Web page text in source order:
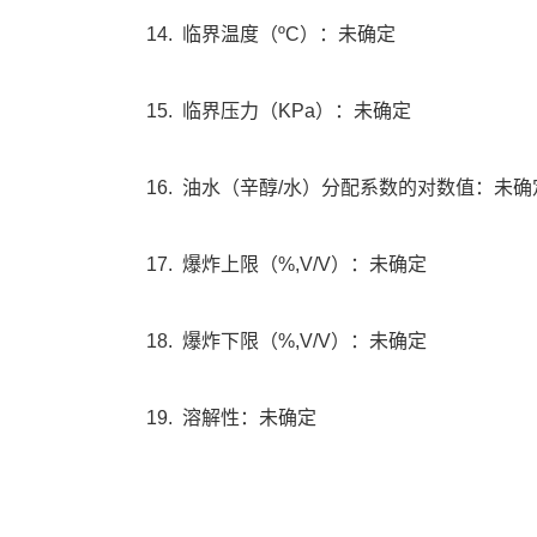
14. 临界温度（ºC）：未确定
15. 临界压力（KPa）：未确定
16. 油水（辛醇/水）分配系数的对数值：未确
17. 爆炸上限（%,V/V）：未确定
18. 爆炸下限（%,V/V）：未确定
19. 溶解性：未确定